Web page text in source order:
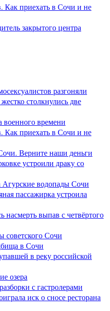
Как приехать в Сочи и не
закрытого центра
разгоняли
столкнулись две
времени
Как приехать в Сочи и не
Верните наши деньги
устроили драку со
водопады Сочи
пассажирка устроила
насмерть выпав с четвёртого
Сочи
в Сочи
в реку российской
озера
с гастролерами
иск о сносе ресторана